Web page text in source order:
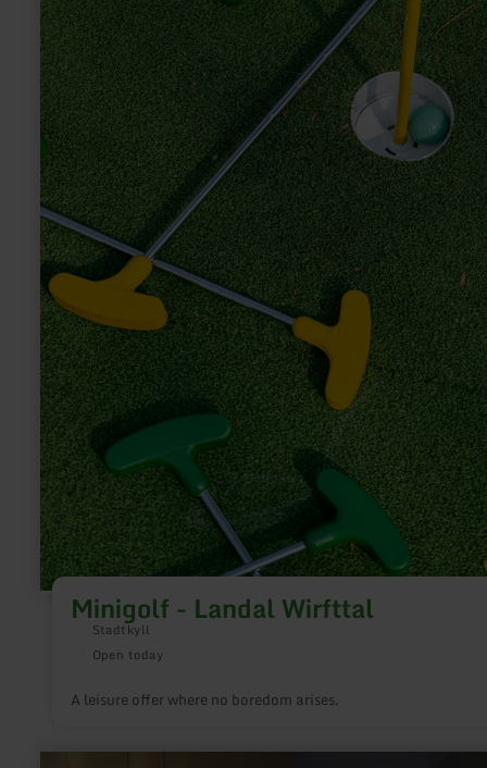
Minigolf - Landal Wirfttal
Stadtkyll
Open today
A leisure offer where no boredom arises.